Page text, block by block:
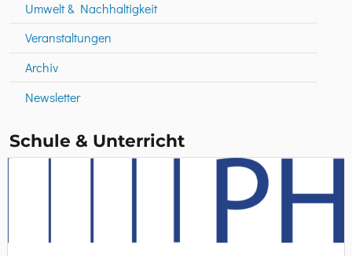
Umwelt & Nachhaltigkeit
Veranstaltungen
Archiv
Newsletter
Schule & Unterricht